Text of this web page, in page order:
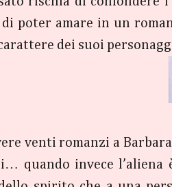
poter amare in un
dei suoi
venti romanzi a
quando invece